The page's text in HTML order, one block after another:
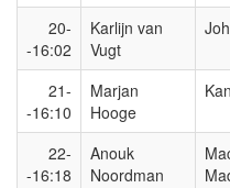
20-
-16:02
Karlijn van
Vugt
21-
-16:10
Marjan
Hooge
22-
-16:18
Anouk
Noordman